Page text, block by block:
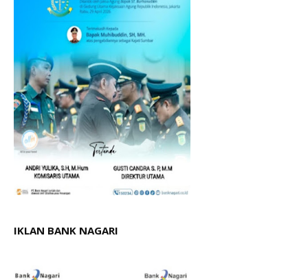
IKLAN BANK NAGARI